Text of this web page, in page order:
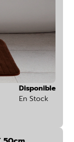
Disponible
En Stock